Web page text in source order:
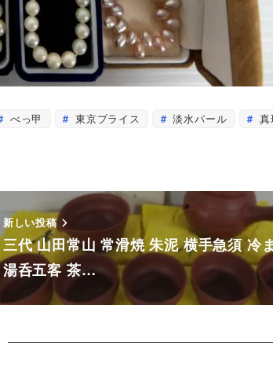
べっ甲 東京プライス 淡水パール
真
新しい投稿
三代 山田常山 常滑焼 朱泥 横手急須 冷
湯呑五客 茶…